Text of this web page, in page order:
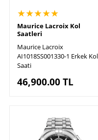
★★★★★
Maurice Lacroix Kol
Saatleri
Maurice Lacroix
AI1018SS001330-1 Erkek Kol
Saati
46,900.00TL